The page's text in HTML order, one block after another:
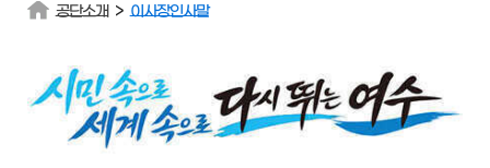
공단소개 > 이사장인사말